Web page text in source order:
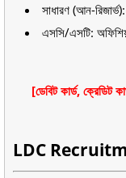
সাধারণ (আন-
এসসি/এসটি:
[ডেবিট কার্ড, ক্রেডিট
LDC